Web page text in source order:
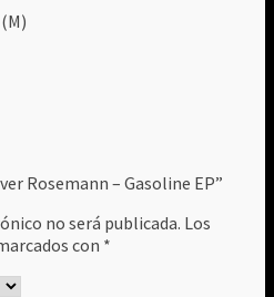
Rosemann ‎– Gasoline EP”
no será publicada. Los
con *